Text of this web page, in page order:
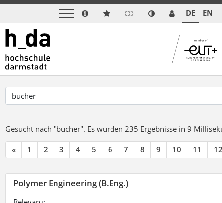
DE EN
Gesucht nach "bücher". Es wurden 235 Ergebnisse in 9
« 1 2 3 4 5 6 7 8 9 10 11 12
Polymer Engineering (B.Eng.)